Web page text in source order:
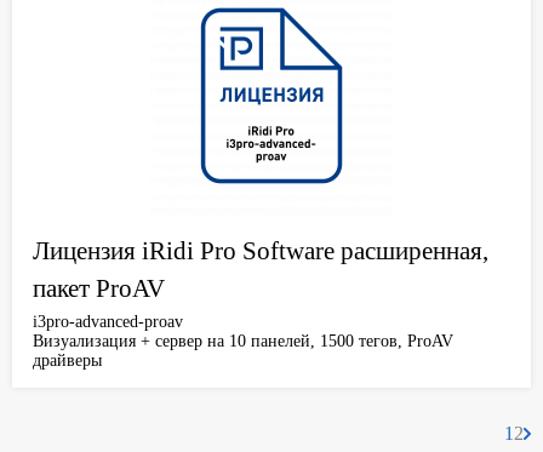
Лицензия iRidi Pro Software расширенная,
пакет ProAV
i3pro-advanced-proav
Визуализация + сервер на 10 панелей, 1500 тегов, ProAV
драйверы
1 2